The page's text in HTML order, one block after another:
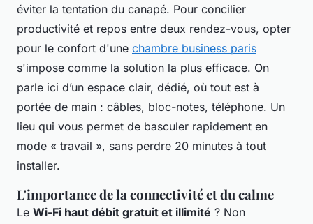
éviter la tentation du canapé. Pour concilier
productivité et repos entre deux rendez-vous, opter
pour le confort d'une chambre business paris
s'impose comme la solution la plus efficace. On
parle ici d’un espace clair, dédié, où tout est à
portée de main : câbles, bloc-notes, téléphone. Un
lieu qui vous permet de basculer rapidement en
mode « travail », sans perdre 20 minutes à tout
installer.
L'importance de la connectivité et du calme
Le Wi-Fi haut débit gratuit et illimité ? Non